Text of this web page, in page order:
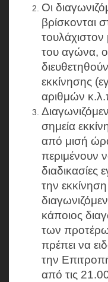
Οι
βρίσκονται
του αγώνα,
εκκίνησης
αριθμών
σημεία
από μισή
περιμένουν
διαδικασίες
την
κάποιος
των
πρέπει να
την
από τις